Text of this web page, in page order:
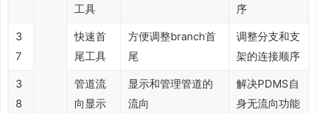
工具
序
3
7
快速首
尾工具
方便调整branch首
尾
调整分支和支
架的连接顺序
3
8
管道流
向显示
显示和管理管道的
流向
解决PDMS自
身无流向功能